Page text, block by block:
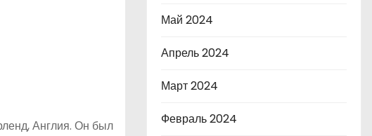
Англия. Он был
Май 2024
Апрель 2024
Март 2024
Февраль 2024